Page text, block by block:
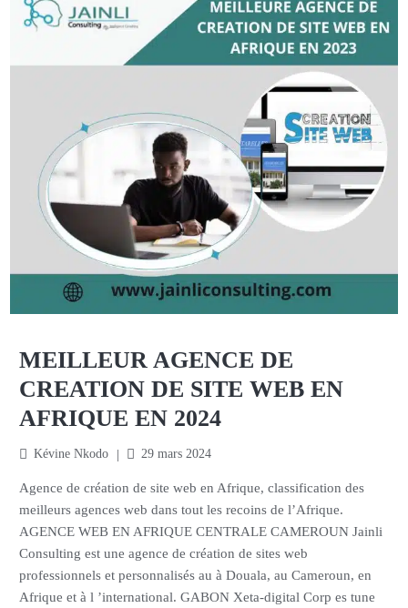
MEILLEUR AGENCE DE
CREATION DE SITE WEB EN
AFRIQUE EN 2024
Kévine Nkodo 29 mars 2024
Agence de création de site web en Afrique, classification des
meilleurs agences web dans tout les recoins de l’Afrique.
AGENCE WEB EN AFRIQUE CENTRALE CAMEROUN Jainli
Consulting est une agence de création de sites web
professionnels et personnalisés au à Douala, au Cameroun, en
Afrique et à l ’international. GABON Xeta-digital Corp es tune